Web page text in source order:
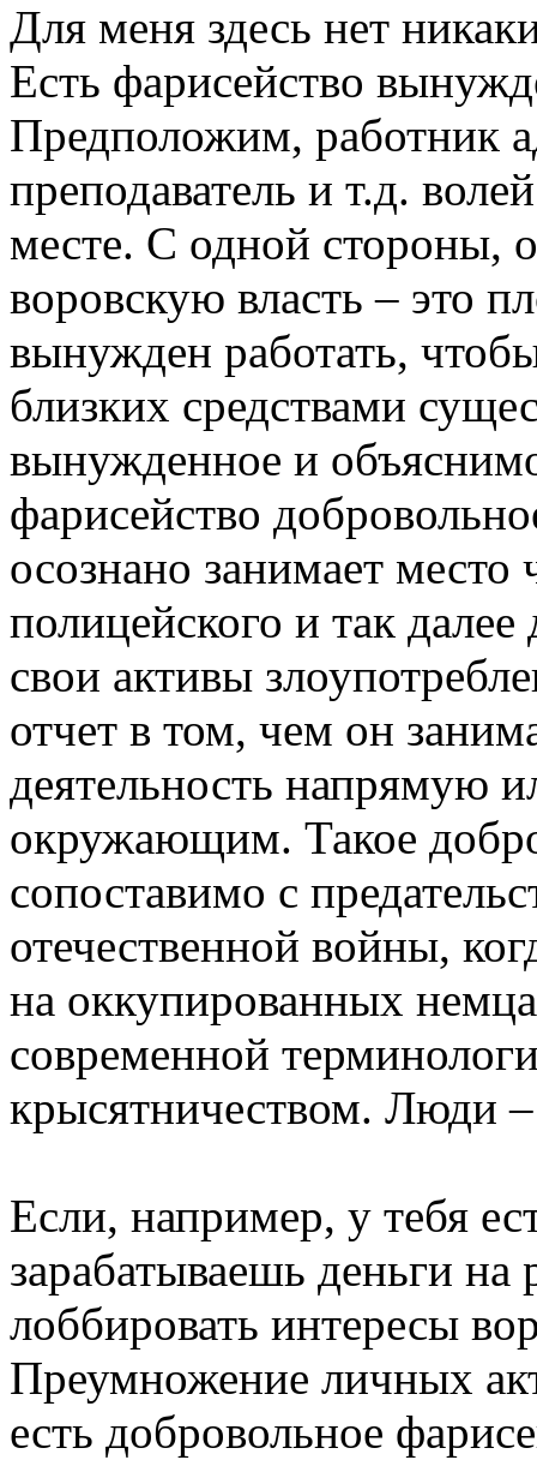
Для меня здесь нет
Есть фарисейство
Предположим, работник
преподаватель и т.д.
месте. С одной стороны,
воровскую власть – это
вынужден работать,
близких средствами
вынужденное и
фарисейство
осознано занимает место
полицейского и так
свои активы
отчет в том, чем он
деятельность напрямую
окружающим. Такое
сопоставимо с
отечественной войны,
на оккупированных
современной
крысятничеством. Люди
Если, например, у тебя
зарабатываешь деньги на
лоббировать интересы
Преумножение личных
есть добровольное